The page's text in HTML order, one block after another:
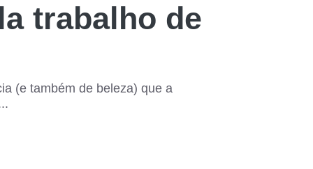
trabalho de
(e também de beleza) que a